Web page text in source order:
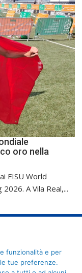
oro nella
FISU World
A Vila Real,...
Universitario - Via
80109270589
funzionalità e per
tue preferenze.